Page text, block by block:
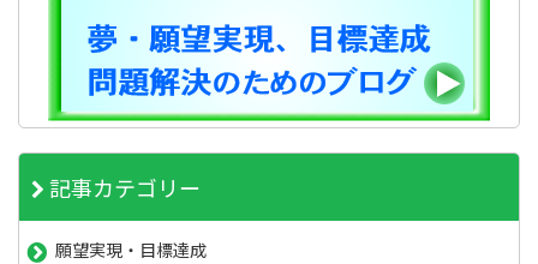
記事カテゴリー
願望実現・目標達成